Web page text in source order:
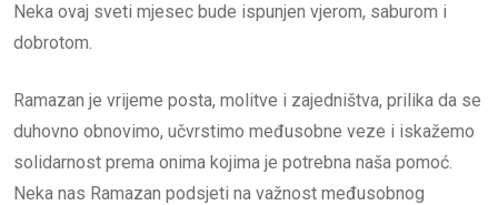
Neka ovaj sveti mjesec bude ispunjen vjerom, saburom i
dobrotom.
Ramazan je vrijeme posta, molitve i zajedništva, prilika da se
duhovno obnovimo, učvrstimo međusobne veze i iskažemo
solidarnost prema onima kojima je potrebna naša pomoć.
Neka nas Ramazan podsjeti na važnost međusobnog